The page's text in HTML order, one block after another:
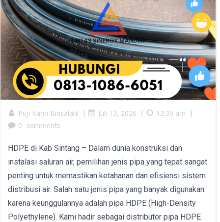
Puji Kami Birisalatil | Juli 13, 2026 | 12:39 am
|
0
comments
HDPE di Kab Sintang – Dalam dunia konstruksi dan
instalasi saluran air, pemilihan jenis pipa yang tepat sangat
penting untuk memastikan ketahanan dan efisiensi sistem
distribusi air. Salah satu jenis pipa yang banyak digunakan
karena keunggulannya adalah pipa HDPE (High-Density
Polyethylene). Kami hadir sebagai distributor pipa HDPE